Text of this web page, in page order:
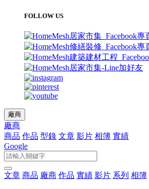
FOLLOW US
廠商
廠商
商品 作品 型錄 文章 影片 相簿 實績
Google
文章 商品 廠商 作品 實績 影片 系列 相簿